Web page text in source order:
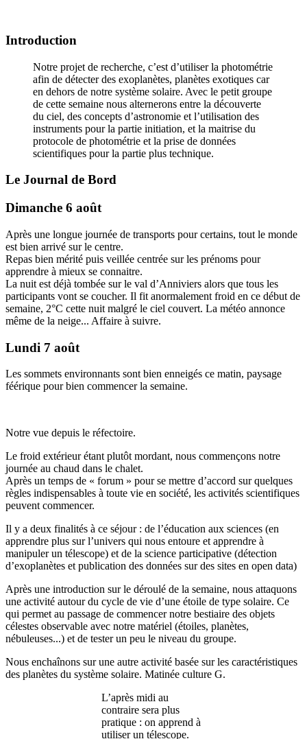
Introduction
Notre projet de recherche, c’est d’utiliser la photométrie
afin de détecter des exoplanètes, planètes exotiques car
en dehors de notre système solaire. Avec le petit groupe
de cette semaine nous alternerons entre la découverte
du ciel, des concepts d’astronomie et l’utilisation des
instruments pour la partie initiation, et la maitrise du
protocole de photométrie et la prise de données
scientifiques pour la partie plus technique.
Le Journal de Bord
Dimanche 6 août
Après une longue journée de transports pour certains, tout le monde
est bien arrivé sur le centre.
Repas bien mérité puis veillée centrée sur les prénoms pour
apprendre à mieux se connaitre.
La nuit est déjà tombée sur le val d’Anniviers alors que tous les
participants vont se coucher. Il fit anormalement froid en ce début de
semaine, 2°C cette nuit malgré le ciel couvert. La météo annonce
même de la neige... Affaire à suivre.
Lundi 7 août
Les sommets environnants sont bien enneigés ce matin, paysage
féérique pour bien commencer la semaine.
Notre vue depuis le réfectoire.
Le froid extérieur étant plutôt mordant, nous commençons notre
journée au chaud dans le chalet.
Après un temps de « forum » pour se mettre d’accord sur quelques
règles indispensables à toute vie en société, les activités scientifiques
peuvent commencer.
Il y a deux finalités à ce séjour : de l’éducation aux sciences (en
apprendre plus sur l’univers qui nous entoure et apprendre à
manipuler un télescope) et de la science participative (détection
d’exoplanètes et publication des données sur des sites en open data)
Après une introduction sur le déroulé de la semaine, nous attaquons
une activité autour du cycle de vie d’une étoile de type solaire. Ce
qui permet au passage de commencer notre bestiaire des objets
célestes observable avec notre matériel (étoiles, planètes,
nébuleuses...) et de tester un peu le niveau du groupe.
Nous enchaînons sur une autre activité basée sur les caractéristiques
des planètes du système solaire. Matinée culture G.
L’après midi au
contraire sera plus
pratique : on apprend à
utiliser un télescope.